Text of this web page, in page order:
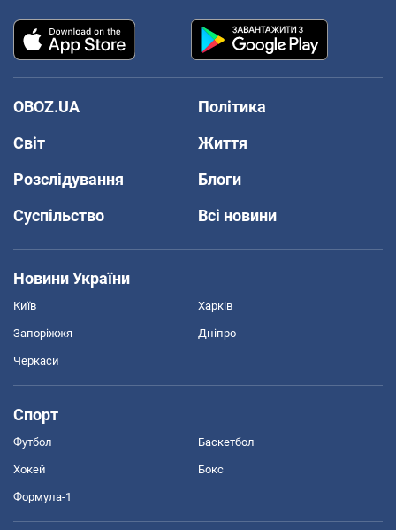
OBOZ.UA
Політика
Світ
Життя
Розслідування
Блоги
Суспільство
Всі новини
Новини України
Київ Харків
Запоріжжя Дніпро
Черкаси
Спорт
Футбол Баскетбол
Хокей Бокс
Формула-1